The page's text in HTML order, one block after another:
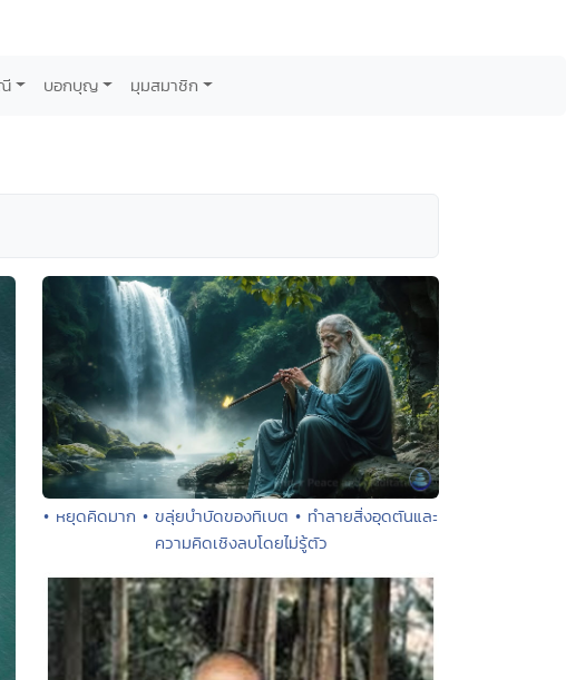
บอกบุญ มุมสมาชิก
• หยุดคิดมาก • ขลุ่ยบำบัดของทิเบต • ทำลายสิ่งอุดตันและ
ความคิดเชิงลบโดยไม่รู้ตัว